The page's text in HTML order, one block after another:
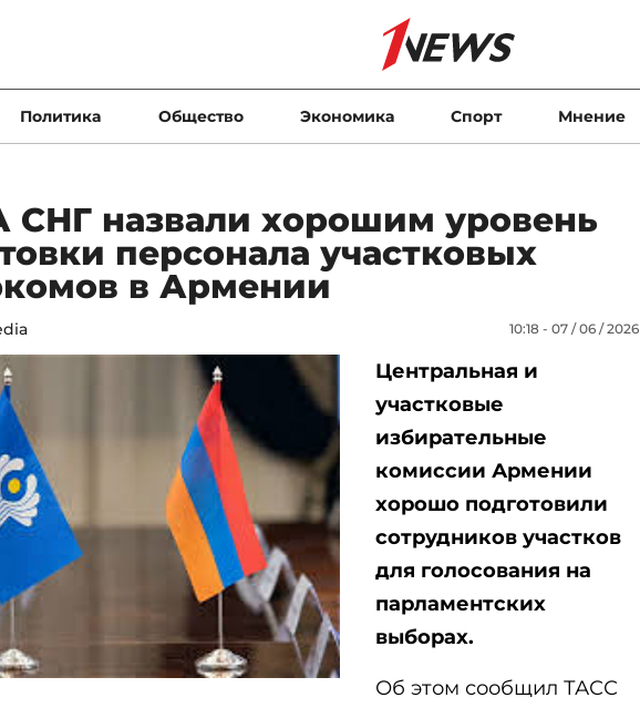
Политика Общество Экономика Спорт Мнение
назвали хорошим уровень
персонала участковых
в Армении
10:18 - 07 / 06 / 2026
Центральная и
участковые
избирательные
комиссии Армении
хорошо подготовили
сотрудников участков
для голосования на
парламентских
выборах.
Об этом сообщил ТАСС